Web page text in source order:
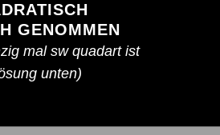
GENOMMEN
mal sw quadart ist
unten)